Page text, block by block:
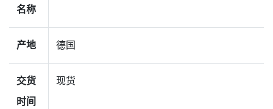
名称
产地 德国
交货
时间
现货